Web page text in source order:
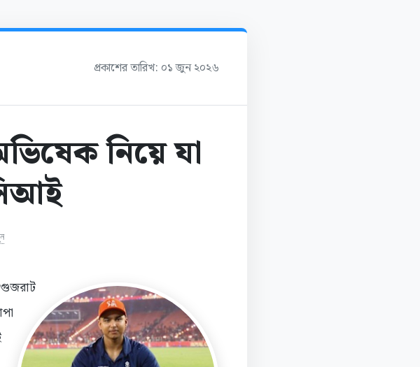
প্রকাশের তারিখ: ০১ জুন ২০২৬
নিয়ে যা
গুজরাট